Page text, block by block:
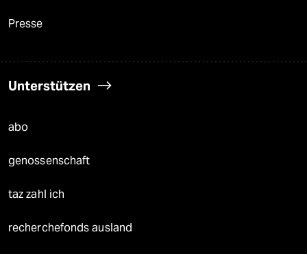
Presse
Unterstützen
abo
genossenschaft
taz zahl ich
recherchefonds ausland